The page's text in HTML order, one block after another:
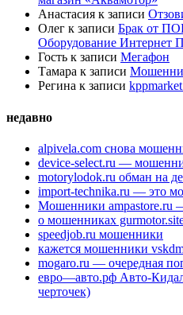
Анастасия к записи
Олег к записи Брак от
Оборудование Интернет
Гость к записи Мегафон
Тамара к записи
Регина к записи
недавно
alpivela.com снова
device-select.ru —
motorylodok.ru обман на
import-technika.ru — это
Мошенники ampastore.ru
о мошенниках
speedjob.ru мошенники
кажется мошенники
mogaro.ru — очередная
евро—авто.рф Авто-
черточек)